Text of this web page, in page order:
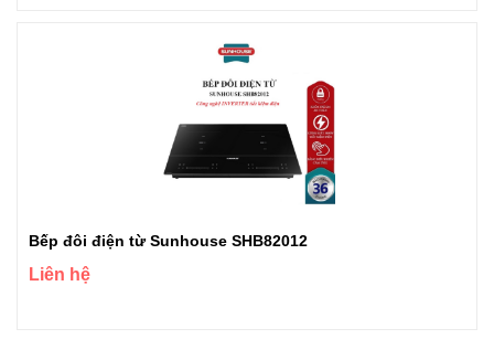
Bếp đôi điện từ Sunhouse SHB82012
Liên hệ